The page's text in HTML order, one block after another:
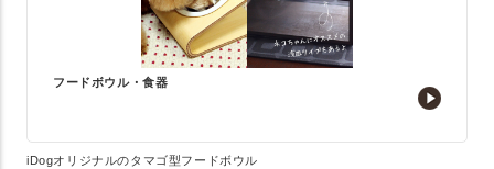
フードボウル・食器
iDogオリジナルのタマゴ型フードボウル